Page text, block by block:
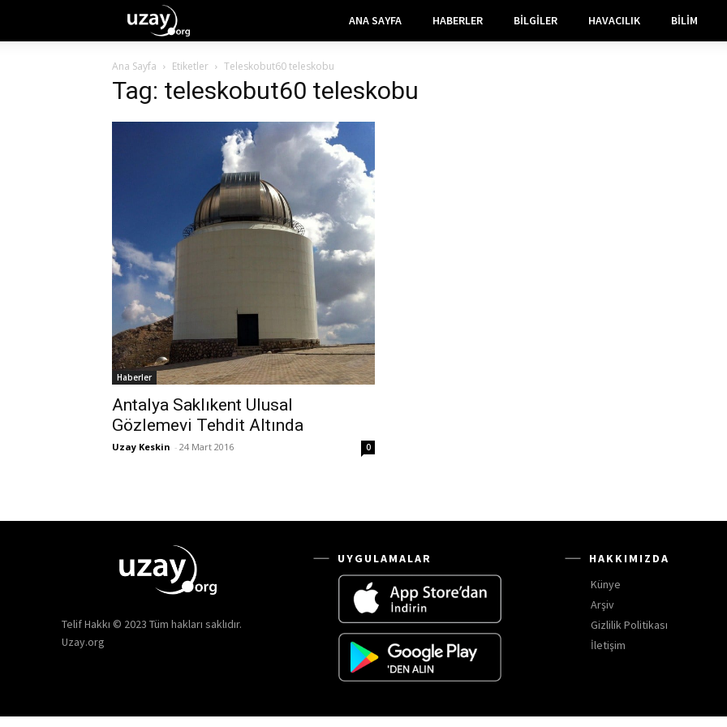
ANA SAYFA HABERLER BILGILER HAVACILIK BILIM
Ana Sayfa Etiketler Teleskobut60 teleskobu
Tag: teleskobut60 teleskobu
Haberler
Antalya Saklıkent Ulusal
Gözlemevi Tehdit Altında
Uzay Keskin - 24 Mart 2016 0
Telif Hakkı © 2023 Tüm hakları saklıdır.
Uzay.org
UYGULAMALAR
HAKKIMIZDA
Künye
Arşiv
Gizlilik Politikası
İletişim